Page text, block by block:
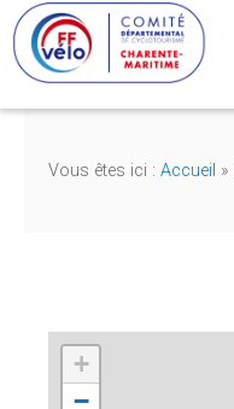
Vous êtes ici : Accueil »
+
−